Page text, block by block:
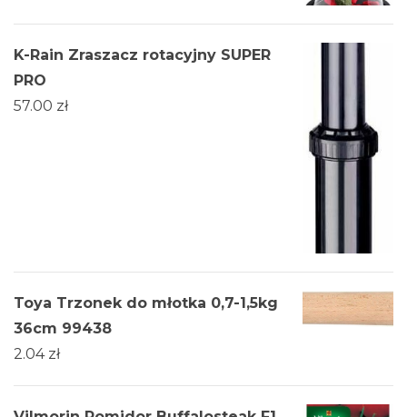
K-Rain Zraszacz rotacyjny SUPER
PRO
57.00 zł
Toya Trzonek do młotka 0,7-1,5kg
36cm 99438
2.04 zł